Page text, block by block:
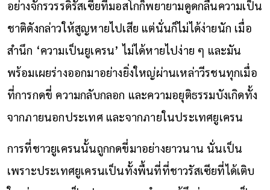
อย่างจักรวรรดิรัสเซียที่มอสโกก็พยายามดูดกลืนความเป็น
ชาติดังกล่าวให้สูญหายไปเสีย แต่นั่นก็ไม่ได้ง่ายนัก เมื่อ
สำนึก ‘ความเป็นยูเครน’ ไม่ได้หายไปง่าย ๆ และมัน
พร้อมเผยร่างออกมาอย่างยิ่งใหญ่ผ่านเหล่าวีรชนทุกเมื่อ
ที่การกดขี่ ความกลับกลอก และความอยุติธรรมบังเกิดทั้ง
จากภายนอกประเทศ และจากภายในประเทศยูเครน
การที่ชาวยูเครนนั้นถูกกดขี่มาอย่างยาวนาน นั่นเป็น
เพราะประเทศยูเครนเป็นทั้งพื้นที่ที่ชาวรัสเซียที่ได้เติบ